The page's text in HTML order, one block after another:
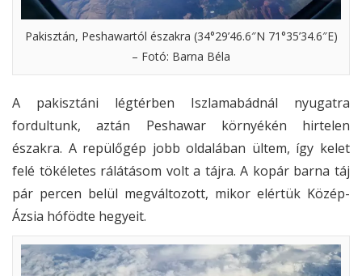
Pakisztán, Peshawartól északra (34°29’46.6″N 71°35’34.6″E)
– Fotó: Barna Béla
A pakisztáni légtérben Iszlamabádnál nyugatra
fordultunk, aztán Peshawar környékén hirtelen
északra. A repülőgép jobb oldalában ültem, így kelet
felé tökéletes rálátásom volt a tájra. A kopár barna táj
pár percen belül megváltozott, mikor elértük Közép-
Ázsia hófödte hegyeit.